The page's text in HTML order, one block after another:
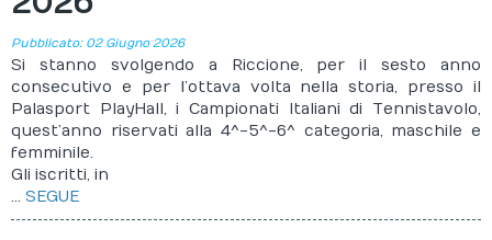
Pubblicato: 02 Giugno 2026
Si stanno svolgendo a Riccione, per il sesto anno
consecutivo e per l’ottava volta nella storia, presso il
Palasport PlayHall, i Campionati Italiani di Tennistavolo,
quest’anno riservati alla 4^-5^-6^ categoria, maschile e
femminile.
Gli iscritti, in
... SEGUE